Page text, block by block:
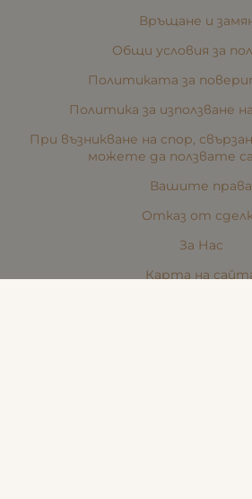
Връщане и
Общи условия за
Политиката за
Политика за използване
При възникване на спор,
можете да ползвате
Вашите права
Отказ от
За Нас
Карта на